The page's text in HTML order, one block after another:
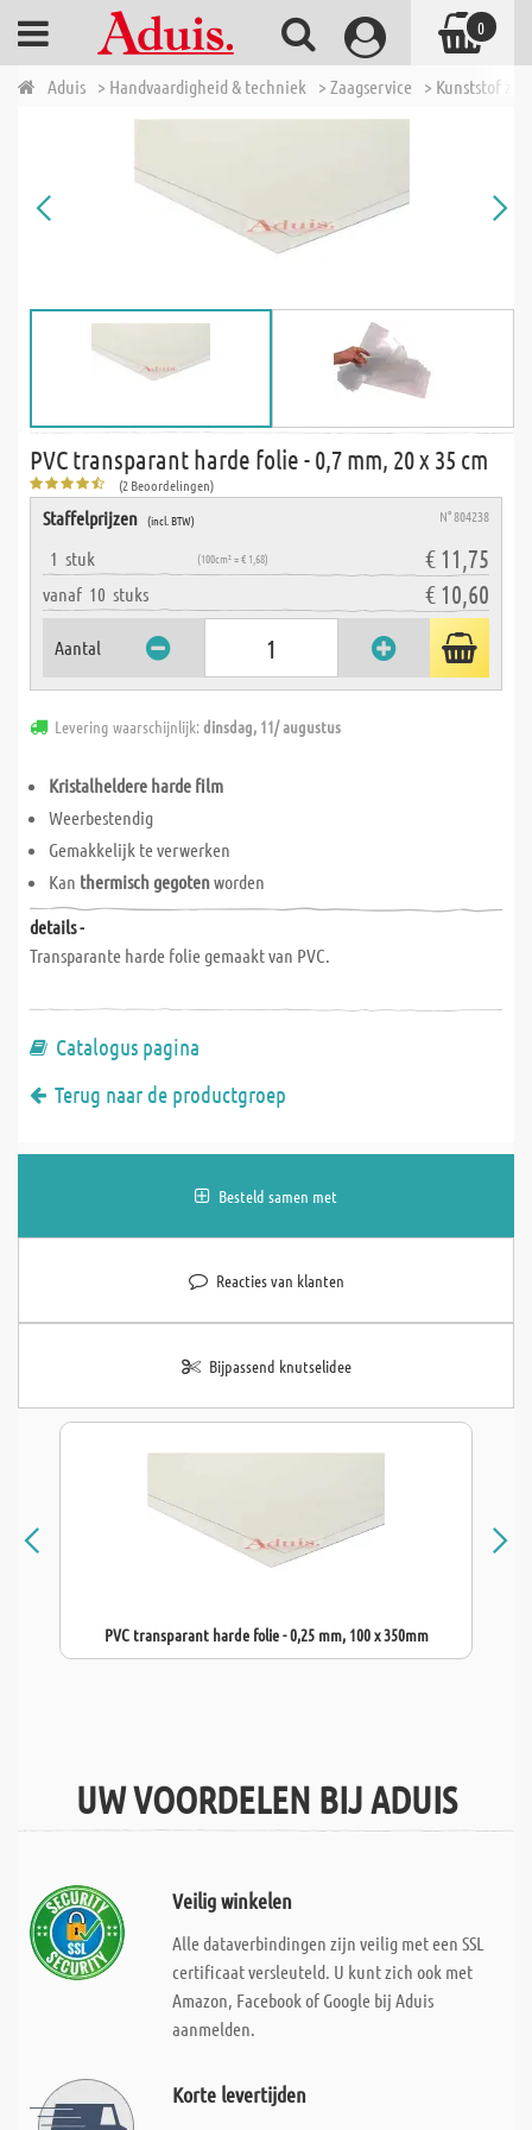
Aduis > Handvaardigheid & techniek > Zaagservice > Kunststof
PVC transparant harde folie - 0,7 mm, 20 x 35 cm
(2 Beoordelingen)
Staffelprijzen (incl. BTW) N° 804238
1 stuk (100cm² = € 1,68) € 11,75
vanaf 10 stuks € 10,60
Aantal
Levering waarschijnlijk:dinsdag, 11/ augustus
Kristalheldere harde film
Weerbestendig
Gemakkelijk te verwerken
Kan thermisch gegotenworden
details -
Transparante harde folie gemaakt van PVC.
Catalogus pagina
Terug naar de productgroep
Besteld samen met
Reacties van klanten
Bijpassend knutselidee
PVC transparant harde folie - 0,25 mm, 100 x 350mm
UW VOORDELEN BIJ ADUIS
Veilig winkelen
Alle dataverbindingen zijn veilig met een SSL
certificaat versleuteld. U kunt zich ook met
Amazon, Facebook of Google bij Aduis
aanmelden.
Korte levertijden
0